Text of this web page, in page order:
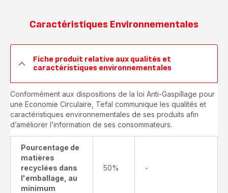
Caractéristiques Environnementales
Fiche produit relative aux qualités et
caractéristiques environnementales
Conformément aux dispositions de la loi Anti-Gaspillage pour
une Economie Circulaire, Tefal communique les qualités et
caractéristiques environnementales de ses produits afin
d’améliorer l’information de ses consommateurs.
Pourcentage de
matières
recyclées dans
l'emballage, au
minimum
50% -